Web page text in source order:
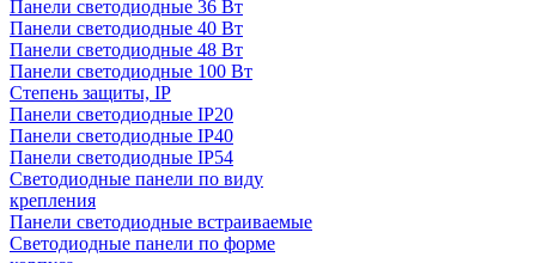
Панели светодиодные 36 Вт
Панели светодиодные 40 Вт
Панели светодиодные 48 Вт
Панели светодиодные 100 Вт
Степень защиты, IP
Панели светодиодные IP20
Панели светодиодные IP40
Панели светодиодные IP54
Светодиодные панели по виду
крепления
Панели светодиодные встраиваемые
Светодиодные панели по форме